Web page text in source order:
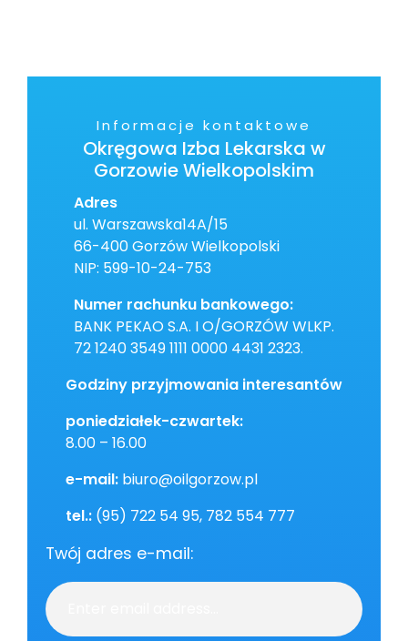
Informacje kontaktowe
Okręgowa Izba Lekarska w
Gorzowie Wielkopolskim
Adres
ul. Warszawska14A/15
66-400 Gorzów Wielkopolski
NIP: 599-10-24-753
Numer rachunku bankowego:
BANK PEKAO S.A. I O/GORZÓW WLKP.
72 1240 3549 1111 0000 4431 2323.
Godziny przyjmowania interesantów
poniedziałek-czwartek:
8.00 – 16.00
e-mail: biuro@oilgorzow.pl
tel.: (95) 722 54 95, 782 554 777
Twój adres e-mail: